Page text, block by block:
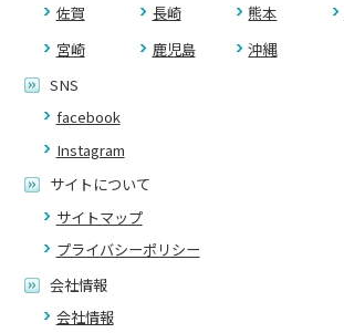
佐賀
長崎 熊本
宮崎
鹿児島
沖縄
SNS
facebook
Instagram
サイトについて
サイトマップ
プライバシーポリシー
会社情報
会社情報